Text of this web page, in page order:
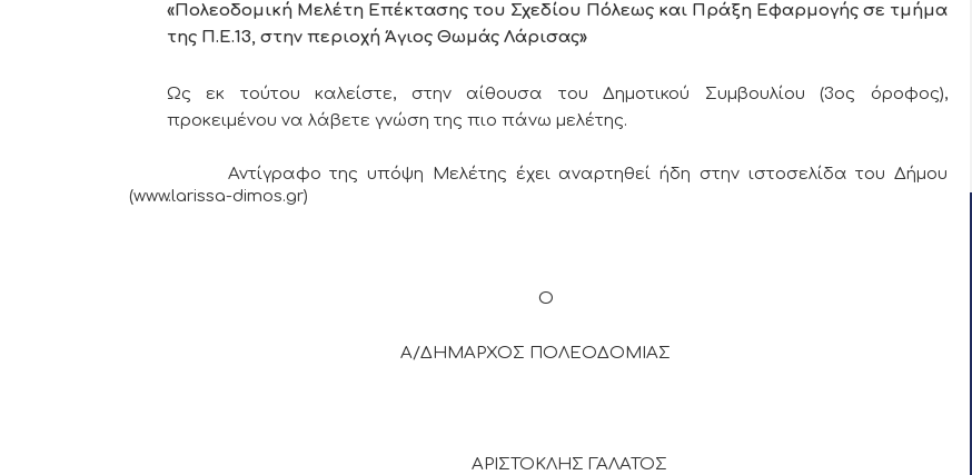
«Πολεοδομική Μελέτη Επέκτασης του Σχεδίου Πόλεως και Πράξη Εφαρμογής σε τμήμα
της Π.Ε.13, στην περιοχή Άγιος Θωμάς Λάρισας»
Ως εκ τούτου καλείστε, στην αίθουσα του Δημοτικού Συμβουλίου (3ος όροφος),
προκειμένου να λάβετε γνώση της πιο πάνω μελέτης.
Αντίγραφο της υπόψη Μελέτης έχει αναρτηθεί ήδη στην ιστοσελίδα του Δήμου
(www.larissa-dimos.gr)
Ο
Α/ΔΗΜΑΡΧΟΣ ΠΟΛΕΟΔΟΜΙΑΣ
ΑΡΙΣΤΟΚΛΗΣ ΓΑΛΑΤΟΣ